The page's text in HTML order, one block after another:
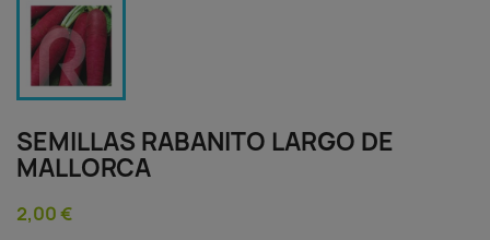
SEMILLAS RABANITO LARGO DE
MALLORCA
2,00 €